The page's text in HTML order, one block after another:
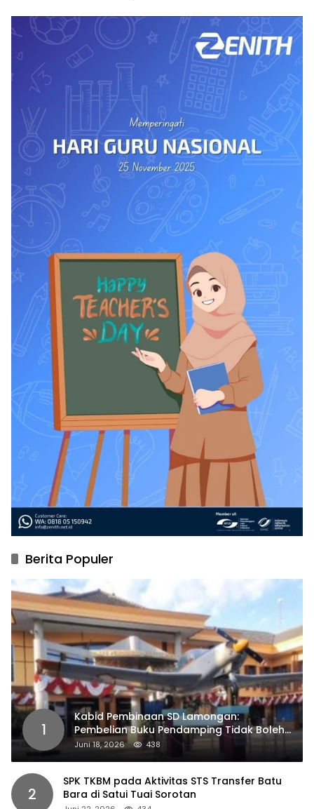
Berita Populer
1
Kabid Pembinaan SD Lamongan:
Pembelian Buku Pendamping Tidak Boleh
Dipaksakan
Juni 18, 2026 438
2
SPK TKBM pada Aktivitas STS Transfer Batu
Bara di Satui Tuai Sorotan